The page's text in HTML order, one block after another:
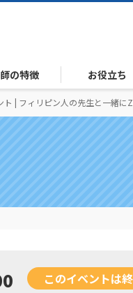
の特徴 お役立ち
ト | フィリピン人の先生と一緒に
このイベントは